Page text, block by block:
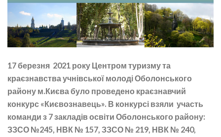
17 березня 2021 року Центром туризму та
краєзнавства учнівської молоді Оболонського
району м.Києва було проведено краєзнавчий
конкурс «Києвознавець». В конкурсі взяли участь
команди з 7 закладів освіти Оболонського району:
ЗЗСО №245, НВК № 157, ЗЗСО № 219, НВК № 240,